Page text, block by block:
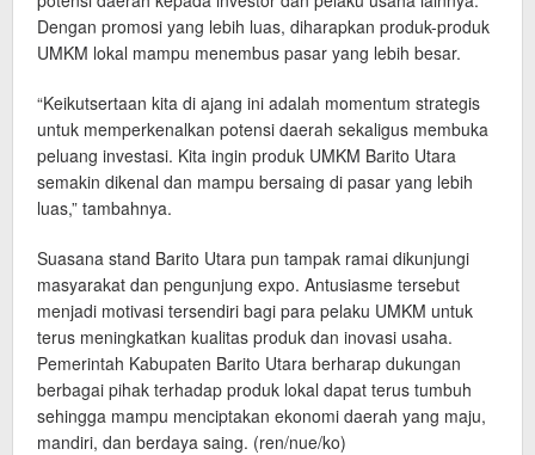
Dengan promosi yang lebih luas, diharapkan produk-produk
UMKM lokal mampu menembus pasar yang lebih besar.
“Keikutsertaan kita di ajang ini adalah momentum strategis
untuk memperkenalkan potensi daerah sekaligus membuka
peluang investasi. Kita ingin produk UMKM Barito Utara
semakin dikenal dan mampu bersaing di pasar yang lebih
luas,” tambahnya.
Suasana stand Barito Utara pun tampak ramai dikunjungi
masyarakat dan pengunjung expo. Antusiasme tersebut
menjadi motivasi tersendiri bagi para pelaku UMKM untuk
terus meningkatkan kualitas produk dan inovasi usaha.
Pemerintah Kabupaten Barito Utara berharap dukungan
berbagai pihak terhadap produk lokal dapat terus tumbuh
sehingga mampu menciptakan ekonomi daerah yang maju,
mandiri, dan berdaya saing. (ren/nue/ko)